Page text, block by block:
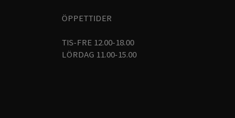
ÖPPETTIDER
TIS-FRE 12.00-18.00
LÖRDAG 11.00-15.00